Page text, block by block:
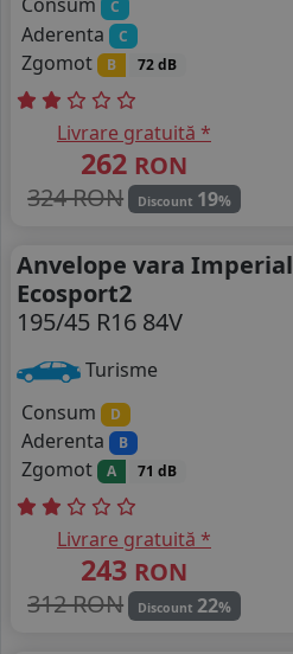
C
Aderenta C
Zgomot B 72 dB
Livrare gratuită *
262 RON
324 RON
Discount 19%
Anvelope vara Imperial
Ecosport2
195/45 R16 84V
Turisme
Consum
D
Aderenta B
Zgomot A 71 dB
Livrare gratuită *
243 RON
312 RON
Discount 22%